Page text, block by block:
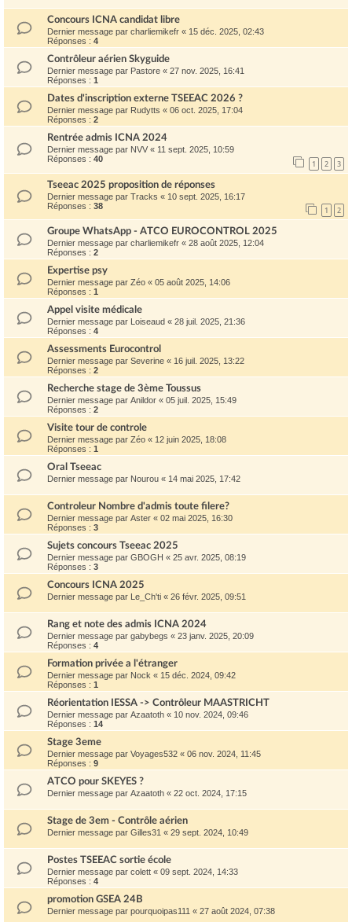
Concours ICNA candidat libre
Dernier message par charliemikefr « 15 déc. 2025, 02:43
Réponses : 4
Contrôleur aérien Skyguide
Dernier message par Pastore « 27 nov. 2025, 16:41
Réponses : 1
Dates d'inscription externe TSEEAC 2026 ?
Dernier message par Rudytts « 06 oct. 2025, 17:04
Réponses : 2
Rentrée admis ICNA 2024
Dernier message par NVV « 11 sept. 2025, 10:59
Réponses : 40 1 2 3
Tseeac 2025 proposition de réponses
Dernier message par Tracks « 10 sept. 2025, 16:17
Réponses : 38 1 2
Groupe WhatsApp - ATCO EUROCONTROL 2025
Dernier message par charliemikefr « 28 août 2025, 12:04
Réponses : 2
Expertise psy
Dernier message par Zéo « 05 août 2025, 14:06
Réponses : 1
Appel visite médicale
Dernier message par Loiseaud « 28 juil. 2025, 21:36
Réponses : 4
Assessments Eurocontrol
Dernier message par Severine « 16 juil. 2025, 13:22
Réponses : 2
Recherche stage de 3ème Toussus
Dernier message par Anildor « 05 juil. 2025, 15:49
Réponses : 2
Visite tour de controle
Dernier message par Zéo « 12 juin 2025, 18:08
Réponses : 1
Oral Tseeac
Dernier message par Nourou « 14 mai 2025, 17:42
Controleur Nombre d'admis toute filere?
Dernier message par Aster « 02 mai 2025, 16:30
Réponses : 3
Sujets concours Tseeac 2025
Dernier message par GBOGH « 25 avr. 2025, 08:19
Réponses : 3
Concours ICNA 2025
Dernier message par Le_Ch'ti « 26 févr. 2025, 09:51
Rang et note des admis ICNA 2024
Dernier message par gabybegs « 23 janv. 2025, 20:09
Réponses : 4
Formation privée a l'étranger
Dernier message par Nock « 15 déc. 2024, 09:42
Réponses : 1
Réorientation IESSA -> Contrôleur MAASTRICHT
Dernier message par Azaatoth « 10 nov. 2024, 09:46
Réponses : 14
Stage 3eme
Dernier message par Voyages532 « 06 nov. 2024, 11:45
Réponses : 9
ATCO pour SKEYES ?
Dernier message par Azaatoth « 22 oct. 2024, 17:15
Stage de 3em - Contrôle aérien
Dernier message par Gilles31 « 29 sept. 2024, 10:49
Postes TSEEAC sortie école
Dernier message par colett « 09 sept. 2024, 14:33
Réponses : 4
promotion GSEA 24B
Dernier message par pourquoipas111 « 27 août 2024, 07:38